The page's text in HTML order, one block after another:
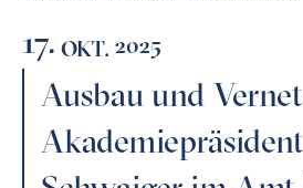
17. OKT. 2025
Ausbau und